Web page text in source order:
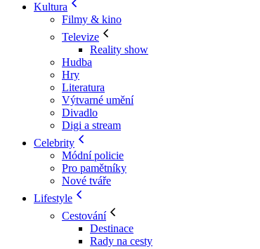
Kultura
Filmy & kino
Televize
Reality show
Hudba
Hry
Literatura
Výtvarné umění
Divadlo
Digi a stream
Celebrity
Módní policie
Pro pamětníky
Nové tváře
Lifestyle
Cestování
Destinace
Rady na cesty